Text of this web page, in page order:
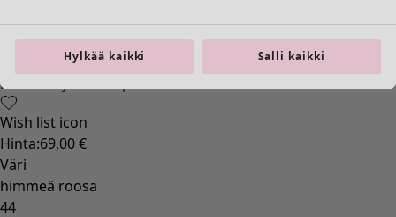
Koti
Uutuus
Kaikki sisustustuotteet
Verhot
Tyynyt & Tyynynpäälliset
Matot
Hylkää kaikki Salli kaikki